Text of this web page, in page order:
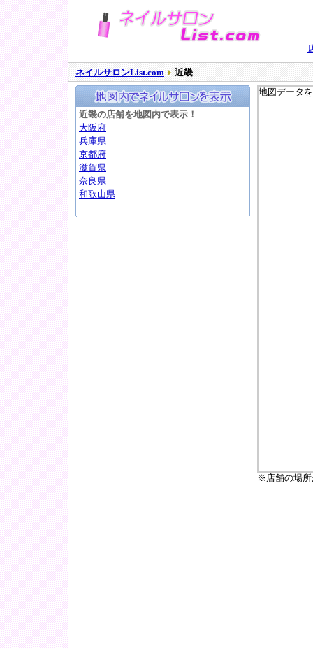
ネイルサロンList.com 近畿
近畿の店舗を地図内で表示！
大阪府
兵庫県
京都府
滋賀県
奈良県
和歌山県
地図データ
※店舗の場所